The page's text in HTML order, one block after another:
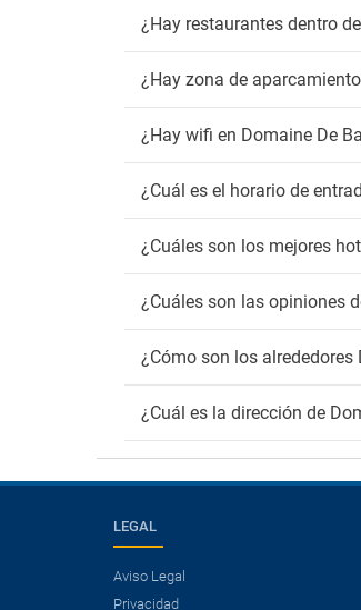
¿Hay restaurantes dentro
¿Hay zona de
¿Hay wifi en Domaine De
¿Cuál es el horario de
¿Cuáles son los mejores
¿Cuáles son las opiniones
¿Cómo son los alrededores
¿Cuál es la dirección de
LEGAL
Aviso Legal
Privacidad